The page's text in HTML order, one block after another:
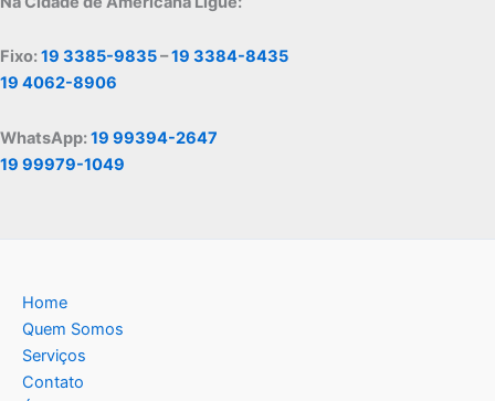
Fixo:19 3385-9835–19 3384-8435
19 4062-8906
WhatsApp:19 99394-2647
19 99979-1049
Home
Quem Somos
Serviços
Contato